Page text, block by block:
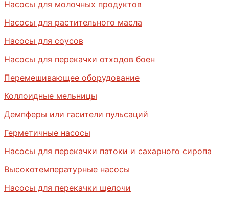
Насосы для молочных продуктов
Насосы для растительного масла
Насосы для соусов
Насосы для перекачки отходов боен
Перемешивающее оборудование
Коллоидные мельницы
Демпферы или гасители пульсаций
Герметичные насосы
Насосы для перекачки патоки и сахарного сиропа
Высокотемпературные насосы
Насосы для перекачки щелочи